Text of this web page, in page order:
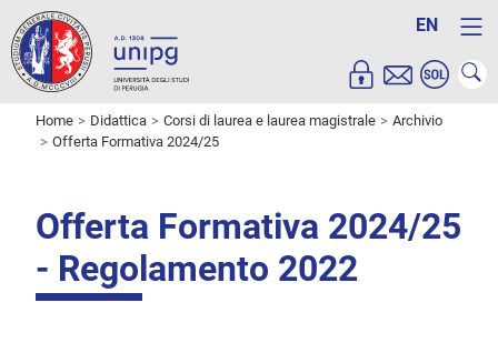
EN
Home Didattica Corsi di laurea e laurea magistrale
Archivio
Offerta Formativa 2024/25
Offerta Formativa 2024/25
- Regolamento 2022